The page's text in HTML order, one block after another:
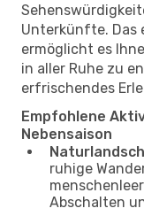
Unterkünfte. Das
ermöglicht es
in aller Ruhe zu
erfrischendes
Empfohlene
Nebensaison
ruhige
Abschalten